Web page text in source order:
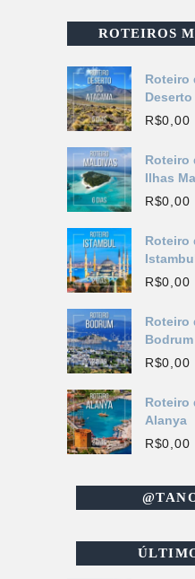
ROTEIROS
Roteiro
R$0,00
Roteiro
Ilhas
R$0,00
Roteiro
R$0,00
Roteiro
Bodrum
R$0,00
Roteiro
Alanya
R$0,00